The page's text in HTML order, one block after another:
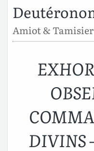
Amiot & Tamisier
DIVINS